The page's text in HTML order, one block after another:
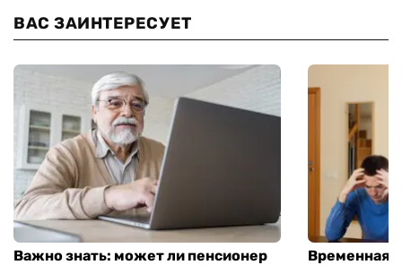
ВАС ЗАИНТЕРЕСУЕТ
Важно знать: может ли пенсионер
Временная